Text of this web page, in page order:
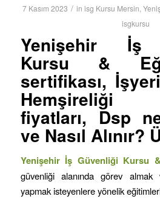
7 Kasım 2023 / inisg Kursu Mersin,
isgkursu
Yenişehir İş
Kursu &
sertifikası,
Hemşireliği
fiyatları, Dsp
ve Nasıl Alınır?
Yenişehir İş Güvenliği Kursu
güvenliği alanında görev
yapmak isteyenlere yönelik